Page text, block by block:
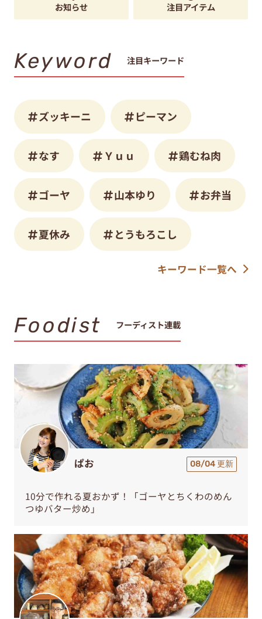
お知らせ 注目アイテム
Keyword 注目キーワード
ズッキーニ ピーマン
なす Ｙｕｕ 鶏むね肉
ゴーヤ 山本ゆり お弁当
夏休み とうもろこし
キーワード一覧へ
Foodist フーディスト連載
ぱお 08/04 更新
10分で作れる夏おかず！「ゴーヤとちくわのめん
つゆバター炒め」